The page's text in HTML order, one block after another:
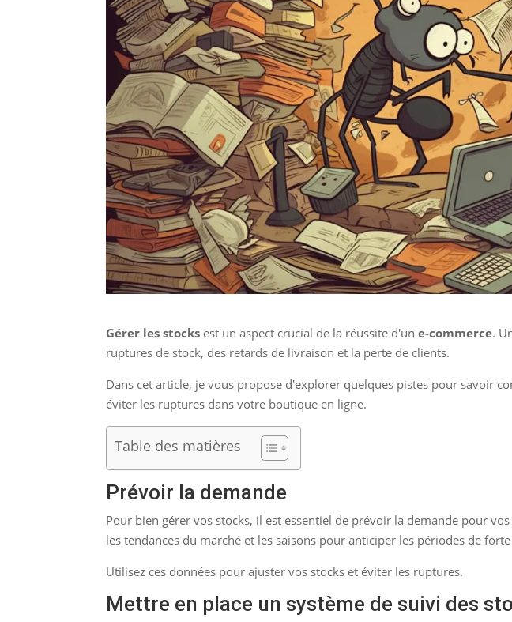
Gérer les stocks est un aspect crucial de la réussite d'une-commerce.
ruptures de stock, des retards de livraison et la perte de clients.
Dans cet article, je vous propose d'explorer quelques pistes pour savoir
éviter les ruptures dans votre boutique en ligne.
Table des matières
Prévoir la demande
Pour bien gérer vos stocks, il est essentiel de prévoir la demande pour
les tendances du marché et les saisons pour anticiper les périodes de
Utilisez ces données pour ajuster vos stocks et éviter les ruptures.
Mettre en place un système de suivi des